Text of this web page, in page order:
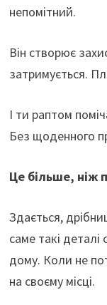
непомітний.
Він створює
затримується.
І ти раптом
Без щоденного
Це більше, ніж
Здається,
саме такі
дому. Коли не
на своєму місці.